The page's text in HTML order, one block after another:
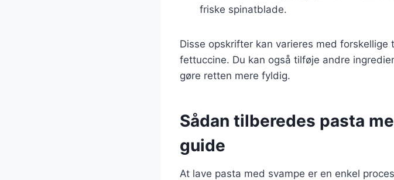
friske spinatblade.
Disse opskrifter kan varieres med
fettuccine. Du kan også tilføje andre
gøre retten mere fyldig.
Sådan tilberedes pasta
guide
At lave pasta med svampe er en enkel